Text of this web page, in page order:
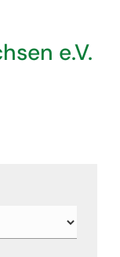
e.V.